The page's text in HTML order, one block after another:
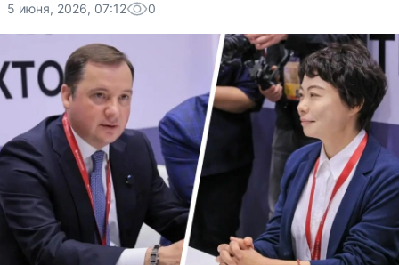
5 июня, 2026, 07:12 0